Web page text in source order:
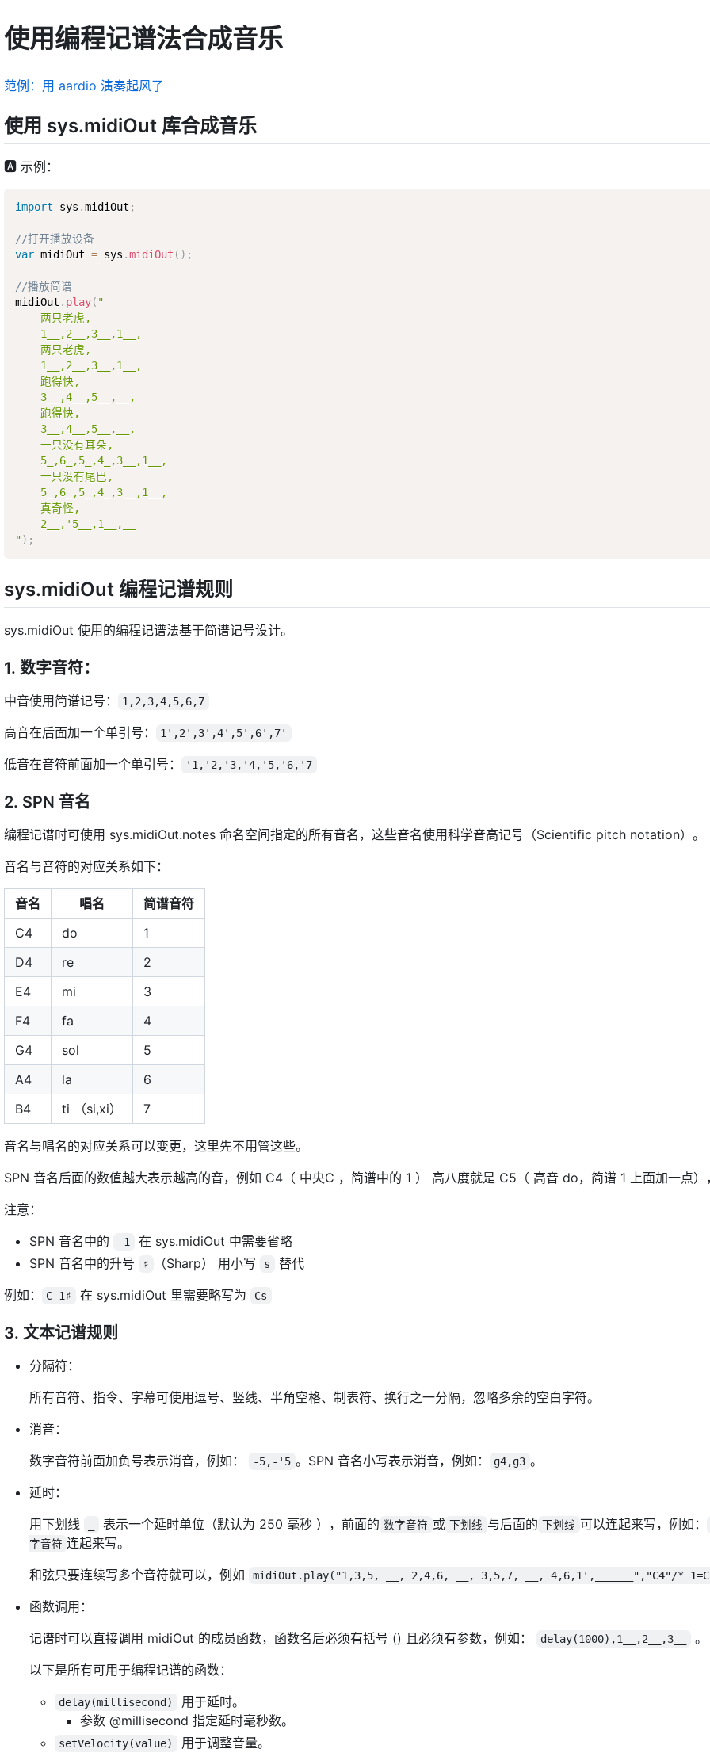
使用编程记谱法合成音乐
范例：用 aardio 演奏起风了
使用 sys.midiOut 库合成音乐
🅰 示例：
import sys .midiOut ;
//打开播放设备
var midiOut = sys .midiOut ( ) ;
//播放简谱
midiOut . play( "
    两只老虎,
    1__,2__,3__,1__,
    两只老虎,
    1__,2__,3__,1__,
    跑得快,
    3__,4__,5__,__,
    跑得快,
    3__,4__,5__,__,
    一只没有耳朵,
    5_,6_,5_,4_,3__,1__,
    一只没有尾巴,
    5_,6_,5_,4_,3__,1__,
    真奇怪,
    2__,'5__,1__,__
") ;
sys.midiOut 编程记谱规则
sys.midiOut 使用的编程记谱法基于简谱记号设计。
1. 数字音符：
中音使用简谱记号： 1,2,3,4,5,6,7
高音在后面加一个单引号： 1',2',3',4',5',6',7'
低音在音符前面加一个单引号： '1,'2,'3,'4,'5,'6,'7
2. SPN 音名
编程记谱时可使用 sys.midiOut.notes 命名空间指定的所有音名，这些音名使用科学音高记号（Scientific pitch notation）。
音名与音符的对应关系如下：
音名 唱名
简谱音符
C4
do
1
D4
re
2
E4
mi
3
F4
fa
4
G4
sol
5
A4
la
6
B4
ti （si,xi） 7
音名与唱名的对应关系可以变更，这里先不用管这些。
SPN 音名后面的数值越大表示越高的音，例如 C4（ 中央C ，简谱中的 1 ） 高八度就是 C5（ 高音 do，简谱 1 上面加一点
注意：
SPN 音名中的
-1
在 sys.midiOut 中需要省略
SPN 音名中的升号
♯ （Sharp） 用小写 s
替代
例如：
C-1♯ 在 sys.midiOut 里需要略写为 Cs
3. 文本记谱规则
分隔符：
所有音符、指令、字幕可使用逗号、竖线、半角空格、制表符、换行之一分隔，忽略多余的空白字符。
消音：
数字音符前面加负号表示消音，例如：
-5,-'5 。SPN 音名小写表示消音，例如： g4,g3 。
延时：
用下划线
表示一个延时单位（默认为 250 毫秒 ），前面的 数字音符 或 下划线 与后面的 下划线 可以连起来写，例如：
字音符 连起来写。
和弦只要连续写多个音符就可以，例如
midiOut.play("1,3,5, __, 2,4,6, __, 3,5,7, __, 4,6,1',______","C4"/*
函数调用：
记谱时可以直接调用 midiOut 的成员函数，函数名后必须有括号 () 且必须有参数，例如：
delay(1000),1__,2__,3__
。
以下是所有可用于编程记谱的函数：
delay(millisecond)
用于延时。
参数 @millisecond 指定延时毫秒数。
setVelocity(value)
用于调整音量。